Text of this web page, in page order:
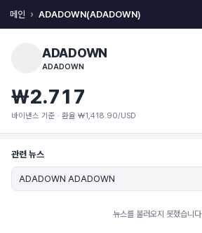
메인 ADADOWN(ADADOWN)
ADADOWN
ADADOWN
₩2.717
바이낸스 기준 · 환율 ₩1,418.90/USD
관련 뉴스
뉴스를 불러오지 못했습니다